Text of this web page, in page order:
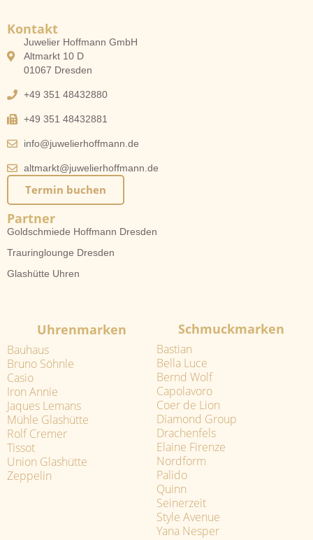
Kontakt
Juwelier Hoffmann GmbH
Altmarkt 10 D
01067 Dresden
+49 351 48432880
+49 351 48432881
info@juwelierhoffmann.de
altmarkt@juwelierhoffmann.de
Termin buchen
Partner
Goldschmiede Hoffmann Dresden
Trauringlounge Dresden
Glashütte Uhren
Uhrenmarken
Bauhaus
Bruno Söhnle
Casio
Iron Annie
Jaques Lemans
Mühle Glashütte
Rolf Cremer
Tissot
Union Glashütte
Zeppelin
Schmuckmarken
Bastian
Bella Luce
Bernd Wolf
Capolavoro
Coer de Lion
Diamond Group
Drachenfels
Elaine Firenze
Nordform
Palido
Quinn
Seinerzeit
Style Avenue
Yana Nesper